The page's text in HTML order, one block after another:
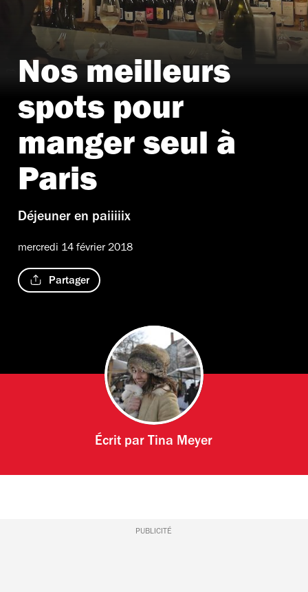
© Time Out Paris
Nos meilleurs
spots pour
manger seul à
Paris
Déjeuner en paiiiiix
mercredi 14 février 2018
Partager
Écrit par Tina Meyer
PUBLICITÉ